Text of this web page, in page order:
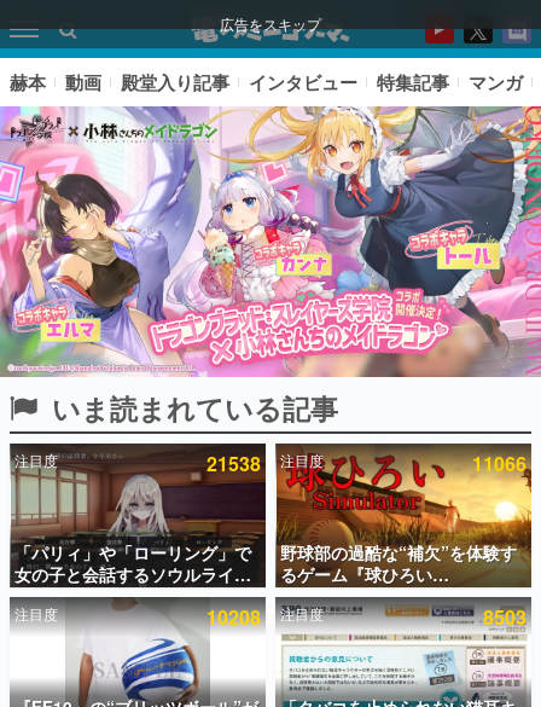
広告をスキップ
ピックアップ
電ファミのいま読まれている記事ランキング
アプリセール情報
インタビュー
連載・特集一覧
殿堂入り記事
SNS拡散数が数千以上！ ページビュー数万以上！ などな
赫本 動画 殿堂入り記事 インタビュー 特集記事 マンガ
いま読まれている記事
注目度 21538
「パリィ」や「ローリング」で
女の子と会話するソウルライク
恋愛ゲーム『小早川さんはソウ
ルライク』無料公開。返事に失
敗すると「YOU DIED」
注目度 11066
野球部の過酷な“補欠”を体験す
るゲーム『球ひろい
Simulator』が「1件」のウィッ
シュリストをもとにチェコ語に
対応しSNSで話題に。『キング
ダム・カム』開発元やチェコの
プロ野球選手から称賛の声
注目度 10208 注目度 8503